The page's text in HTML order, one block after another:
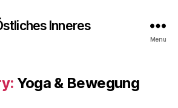
Inneres
Menu
Yoga & Bewegung